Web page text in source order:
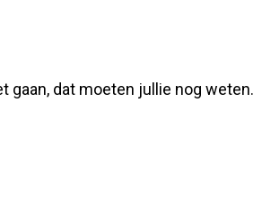
gaan, dat moeten jullie nog weten.